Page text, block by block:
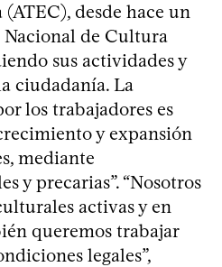
desde hace un
de Cultura
sus actividades y
ciudadanía. La
los trabajadores es
y expansión
mediante
y precarias”. “Nosotros
activas y en
queremos trabajar
legales”,